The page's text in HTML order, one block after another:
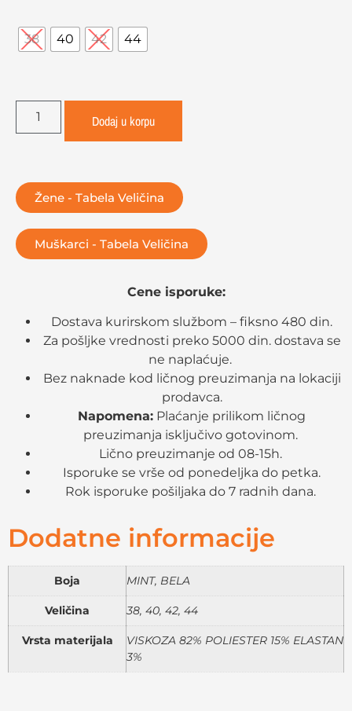
38 40 42 44
Dodaj u korpu
Žene - Tabela Veličina
Muškarci - Tabela Veličina
Cene isporuke:
Dostava kurirskom službom – fiksno 480 din.
Za pošljke vrednosti preko 5000 din. dostava se
ne naplaćuje.
Bez naknade kod ličnog preuzimanja na lokaciji
prodavca.
Napomena: Plaćanje prilikom ličnog
preuzimanja isključivo gotovinom.
Lično preuzimanje od 08-15h.
Isporuke se vrše od ponedeljka do petka.
Rok isporuke pošiljaka do 7 radnih dana.
Dodatne informacije
Boja MINT, BELA
Veličina 38, 40, 42, 44
Vrsta materijala
VISKOZA 82% POLIESTER 15% ELASTAN
3%